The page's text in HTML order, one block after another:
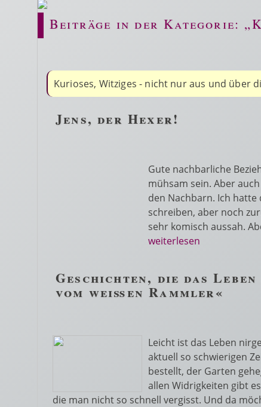
Beiträge in der Kategorie:
Kurioses, Witziges - nicht nur aus und über
Jens, der Hexer!
Gute nachbarliche
mühsam sein. Aber
den Nachbarn. Ich hatte
schreiben, aber noch
sehr komisch aussah.
weiterlesen
Geschichten, die das
vom weißen Rammler«
Leicht ist das Leben
aktuell so schwierigen
bestellt, der Garten
allen Widrigkeiten gibt
die man nicht so schnell vergisst. Und da